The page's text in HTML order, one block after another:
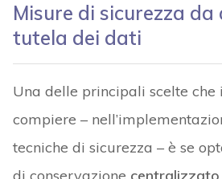
Misure di sicurezza
tutela dei dati
Una delle principali scelte
compiere –
tecniche di sicurezza – è se